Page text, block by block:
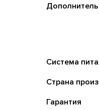
Система
Страна
Гарантия